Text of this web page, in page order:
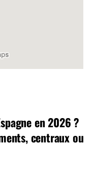
en 2026 ?
centraux ou